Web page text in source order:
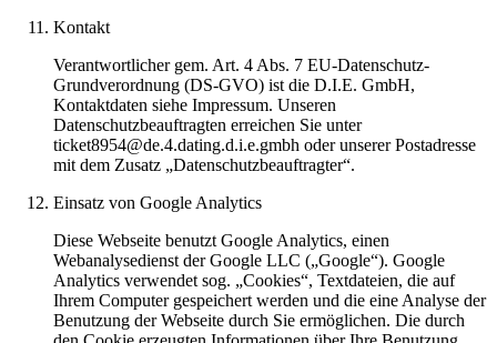
Kontakt
Verantwortlicher gem. Art. 4 Abs. 7 EU-Datenschutz-
Grundverordnung (DS-GVO) ist die D.I.E. GmbH,
Kontaktdaten siehe Impressum. Unseren
Datenschutzbeauftragten erreichen Sie unter
ticket8954@de.4.dating.d.i.e.gmbh oder unserer Postadresse
mit dem Zusatz „Datenschutzbeauftragter“.
Einsatz von Google Analytics
Diese Webseite benutzt Google Analytics, einen
Webanalysedienst der Google LLC („Google“). Google
Analytics verwendet sog. „Cookies“, Textdateien, die auf
Ihrem Computer gespeichert werden und die eine Analyse der
Benutzung der Webseite durch Sie ermöglichen. Die durch